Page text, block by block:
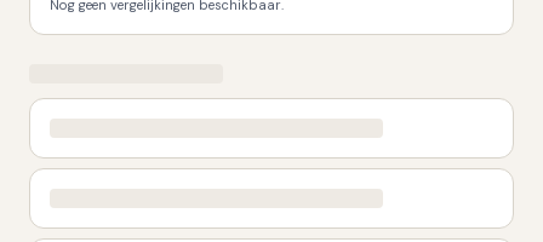
Nog geen vergelijkingen beschikbaar.